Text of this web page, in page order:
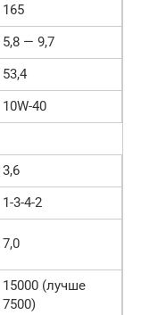
165
5,8 — 9,7
53,4
10W-40
3,6
1-3-4-2
7,0
15000 (лучше
7500)